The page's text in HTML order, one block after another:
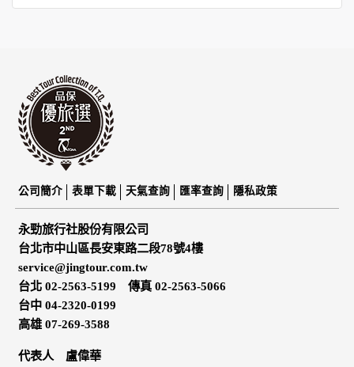
公司簡介 表單下載 天氣查詢 匯率查詢 隱私政策
永勁旅行社股份有限公司
台北市中山區長安東路二段78號4樓
service@jingtour.com.tw
台北 02-2563-5199 傳真 02-2563-5066
台中 04-2320-0199
高雄 07-269-3588
代表人 盧偉華